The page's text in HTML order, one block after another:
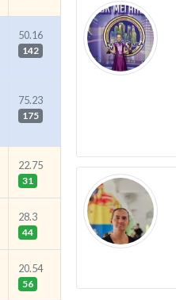
50.16
142
75.23
175
22.75
31
28.3
44
20.54
56